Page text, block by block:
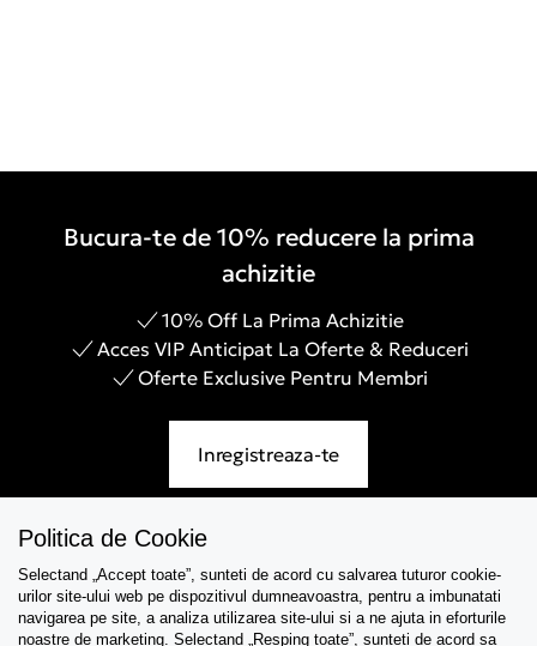
Bucura-te de 10% reducere la prima
achizitie
10% Off La Prima Achizitie
Acces VIP Anticipat La Oferte & Reduceri
Oferte Exclusive Pentru Membri
Inregistreaza-te
Asistenta
Colectii
Politica de Cookie
Selectand „Accept toate”, sunteti de acord cu salvarea tuturor cookie-
urilor site-ului web pe dispozitivul dumneavoastra, pentru a imbunatati
navigarea pe site, a analiza utilizarea site-ului si a ne ajuta in eforturile
noastre de marketing. Selectand „Resping toate”, sunteti de acord sa